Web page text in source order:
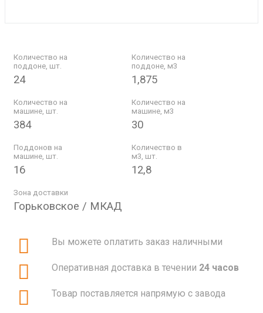
Количество на
поддоне, шт.
24
Количество на
поддоне, м3
1,875
Количество на
машине, шт.
384
Количество на
машине, м3
30
Поддонов на
машине, шт.
16
Количество в
м3, шт.
12,8
Зона доставки
Горьковское / МКАД
Вы можете оплатить заказ наличными
Оперативная доставка в течении 24 часов
Товар поставляется напрямую с завода